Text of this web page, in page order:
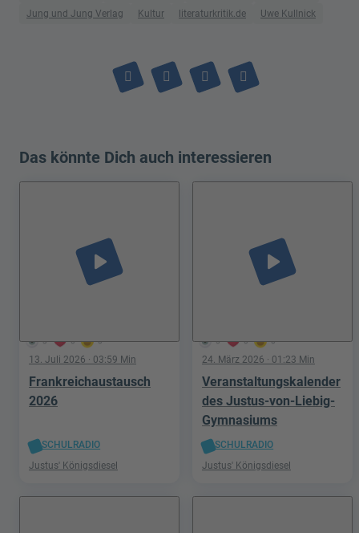
Jung und Jung Verlag
Kultur literaturkritik.de Uwe Kullnick
Das könnte Dich auch interessieren
3 0 0
play_arrow
13. Juli 2026 · 03:59 Min
Frankreichaustausch
2026
SCHULRADIO
Justus' Königsdiesel
5 0 0
play_arrow
24. März 2026 · 01:23 Min
Veranstaltungskalender
des Justus-von-Liebig-
Gymnasiums
SCHULRADIO
Justus' Königsdiesel